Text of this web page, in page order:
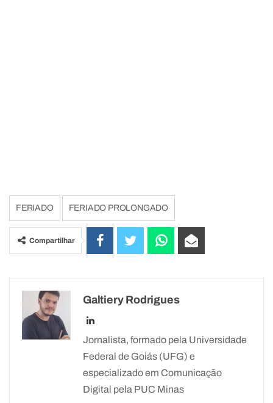
FERIADO FERIADO PROLONGADO
Compartilhar
Galtiery Rodrigues
Jornalista, formado pela Universidade
Federal de Goiás (UFG) e
especializado em Comunicação
Digital pela PUC Minas